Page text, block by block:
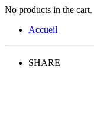
No products in the cart.
Accueil
SHARE